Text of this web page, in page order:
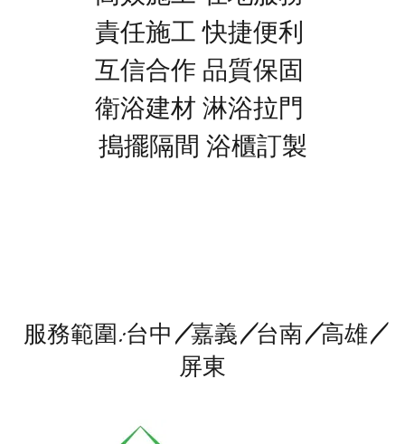
責任施工 快捷便利
互信合作 品質保固
衛浴建材 淋浴拉門
搗擺隔間 浴櫃訂製
服務範圍:台中 / 嘉義 / 台南 / 高雄 /
屏東